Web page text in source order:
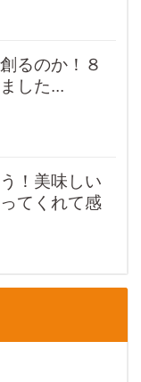
るのか！８
した...
！美味しい
てくれて感